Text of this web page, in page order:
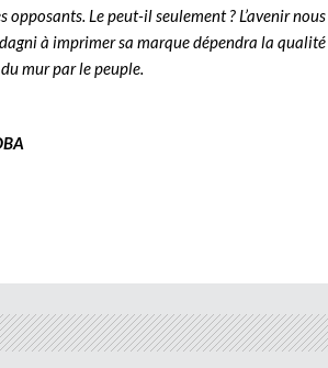
Le peut-il seulement ? L’avenir nous
à imprimer sa marque dépendra la qualité
mur par le peuple.